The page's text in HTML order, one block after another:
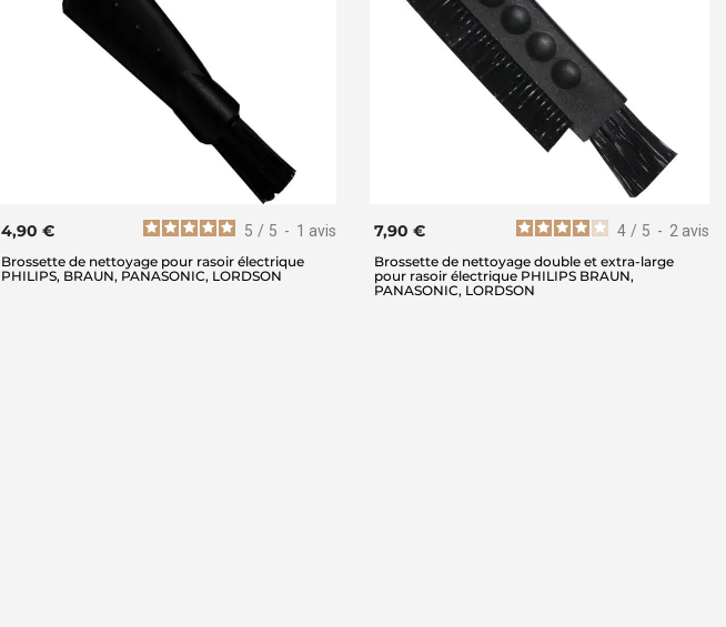
5 / 5 - 1 avis
4,90 €
Brossette de nettoyage pour rasoir électrique
PHILIPS, BRAUN, PANASONIC, LORDSON
4 / 5 - 2 avis
7,90 €
Brossette de nettoyage double et extra-large
pour rasoir électrique PHILIPS BRAUN,
PANASONIC, LORDSON